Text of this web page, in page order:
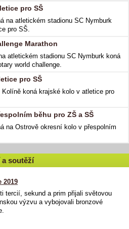
pro SŠ
na atletickém stadionu SC Nymburk
pro SŠ.
Marathon
atletickém stadionu SC Nymburk koná
world challenge.
pro SŠ
koná krajské kolo v atletice pro
běhu pro ZŠ a SŠ
na Ostrově okresní kolo v přespolním
soutěží
2019
tercií, sekund a prim přijali světovou
výzvu a vybojovali bronzové